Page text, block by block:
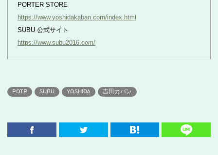
PORTER STORE
https://www.yoshidakaban.com/index.html
SUBU 公式サイト
https://www.subu2016.com/
POTR SUBU YOSHIDA 吉田カバン